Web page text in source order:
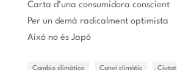
Carta d’una consumidora conscient
Per un demà radicalment optimista
Això no és Japó